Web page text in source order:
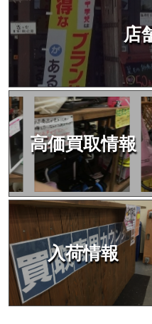
店
高価買取情報
入荷情報